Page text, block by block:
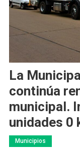
La
continúa
municipal.
unidades 0
Municipios